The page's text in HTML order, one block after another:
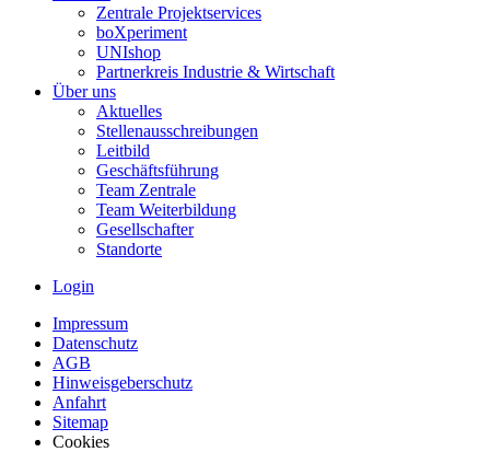
Zentrale Projektservices
boXperiment
UNIshop
Partnerkreis Industrie & Wirtschaft
Über uns
Aktuelles
Stellenausschreibungen
Leitbild
Geschäftsführung
Team Zentrale
Team Weiterbildung
Gesellschafter
Standorte
Login
Impressum
Datenschutz
AGB
Hinweisgeberschutz
Anfahrt
Sitemap
Cookies